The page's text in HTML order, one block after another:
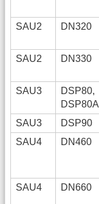
SAU2
DN320
SAU2
DN330
SAU3
DSP80,
DSP80A
SAU3 DSP90
SAU4
DN460
SAU4 DN660